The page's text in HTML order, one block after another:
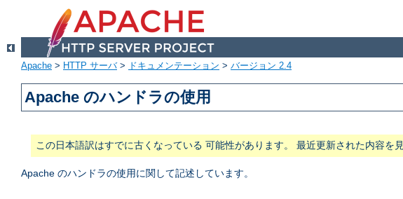
Apache > HTTP サーバ> ドキュメンテーション > バージョン 2.4
Apache のハンドラの使用
この日本語訳はすでに古くなっている 可能性があります。 最近更新された内容を
Apache のハンドラの使用に関して記述しています。